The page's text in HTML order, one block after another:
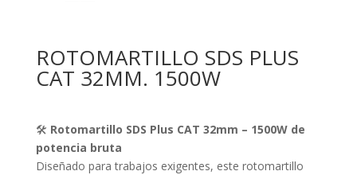
ROTOMARTILLO SDS PLUS
CAT 32MM. 1500W
🛠️ Rotomartillo SDS Plus CAT 32mm – 1500W de
potencia bruta
Diseñado para trabajos exigentes, este rotomartillo